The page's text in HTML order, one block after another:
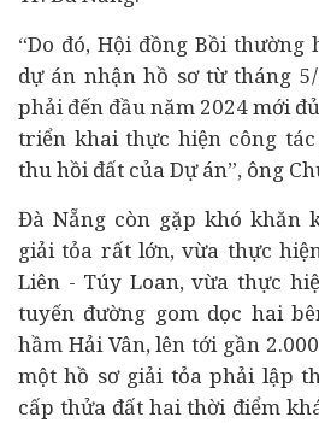
“Do đó, Hội đồng Bồi
dự án nhận hồ sơ từ tháng
phải đến đầu năm 2024 mới
triển khai thực hiện công
thu hồi đất của Dự án”, ông
Đà Nẵng còn gặp khó khăn
giải tỏa rất lớn, vừa thực
Liên - Túy Loan, vừa thực
tuyến đường gom dọc hai
hầm Hải Vân, lên tới gần
một hồ sơ giải tỏa phải lập
cấp thửa đất hai thời điểm